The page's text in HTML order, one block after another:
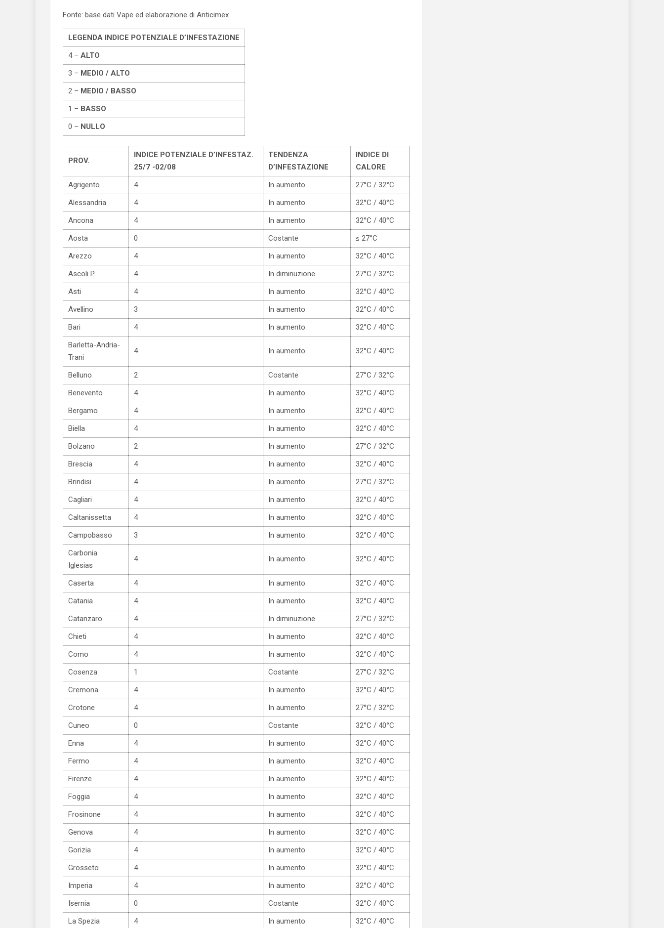
Fonte: base dati Vape ed elaborazione di Anticimex
LEGENDA INDICE POTENZIALE D’INFESTAZIONE
4 – ALTO
3 – MEDIO / ALTO
2 – MEDIO / BASSO
1 – BASSO
0 – NULLO
PROV.
INDICE POTENZIALE D’INFESTAZ.
25/7 -02/08
TENDENZA
D’INFESTAZIONE
INDICE DI
CALORE
Agrigento
4 In aumento
27°C / 32°C
Alessandria
4 In aumento
32°C / 40°C
Ancona
4 In aumento
32°C / 40°C
Aosta
0 Costante
≤ 27°C
Arezzo
4 In aumento
32°C / 40°C
Ascoli P.
4 In diminuzione
27°C / 32°C
Asti
4 In aumento
32°C / 40°C
Avellino
3 In aumento
32°C / 40°C
Bari
4 In aumento
32°C / 40°C
Barletta-Andria-
Trani
4 In aumento 32°C / 40°C
Belluno 2 Costante
27°C / 32°C
Benevento
4 In aumento
32°C / 40°C
Bergamo
4 In aumento
32°C / 40°C
Biella
4 In aumento
32°C / 40°C
Bolzano
2 In aumento
27°C / 32°C
Brescia
4 In aumento
32°C / 40°C
Brindisi
4 In aumento
27°C / 32°C
Cagliari
4 In aumento
32°C / 40°C
Caltanissetta
4 In aumento
32°C / 40°C
Campobasso
3 In aumento
32°C / 40°C
Carbonia
Iglesias
4 In aumento 32°C / 40°C
Caserta 4 In aumento
32°C / 40°C
Catania
4 In aumento
32°C / 40°C
Catanzaro
4 In diminuzione
27°C / 32°C
Chieti
4 In aumento
32°C / 40°C
Como
4 In aumento
32°C / 40°C
Cosenza
1 Costante
27°C / 32°C
Cremona
4 In aumento
32°C / 40°C
Crotone
4 In aumento
27°C / 32°C
Cuneo
0 Costante
32°C / 40°C
Enna
4 In aumento
32°C / 40°C
Fermo
4 In aumento
32°C / 40°C
Firenze
4 In aumento
32°C / 40°C
Foggia
4 In aumento
32°C / 40°C
Frosinone
4 In aumento
32°C / 40°C
Genova
4 In aumento
32°C / 40°C
Gorizia
4 In aumento
32°C / 40°C
Grosseto
4 In aumento
32°C / 40°C
Imperia
4 In aumento
32°C / 40°C
Isernia
0 Costante
32°C / 40°C
La Spezia
4 In aumento 32°C / 40°C